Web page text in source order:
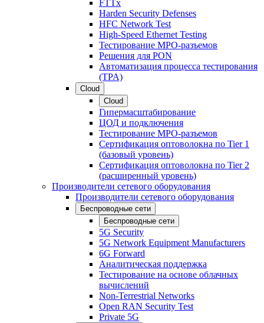
FTTx
Harden Security Defenses
HFC Network Test
High-Speed Ethernet Testing
Тестирование МРО-разъемов
Решения для PON
Автоматизация процесса тестирования
(TPA)
Cloud
Cloud
Гипермасштабирование
ЦОД и подключения
Тестирование МРО-разъемов
Сертификация оптоволокна по Tier 1
(базовый уровень)
Сертификация оптоволокна по Tier 2
(расширенный уровень)
Производители сетевого оборудования
Производители сетевого оборудования
Беспроводные сети
Беспроводные сети
5G Security
5G Network Equipment Manufacturers
6G Forward
Аналитическая поддержка
Тестирование на основе облачных
вычислений
Non-Terrestrial Networks
Open RAN Security Test
Private 5G